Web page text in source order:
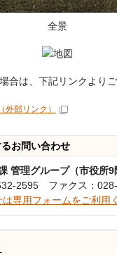
全景
合は、下記リンクよりご
（外部リンク）
お問い合わせ
管理グループ（市役所9
2595 ファクス：
専用フォームをご利用